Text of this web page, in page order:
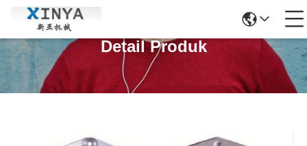
Detail Produk